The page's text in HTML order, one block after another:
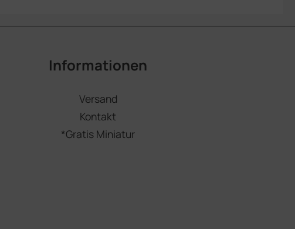
Informationen
Versand
Kontakt
*Gratis Miniatur